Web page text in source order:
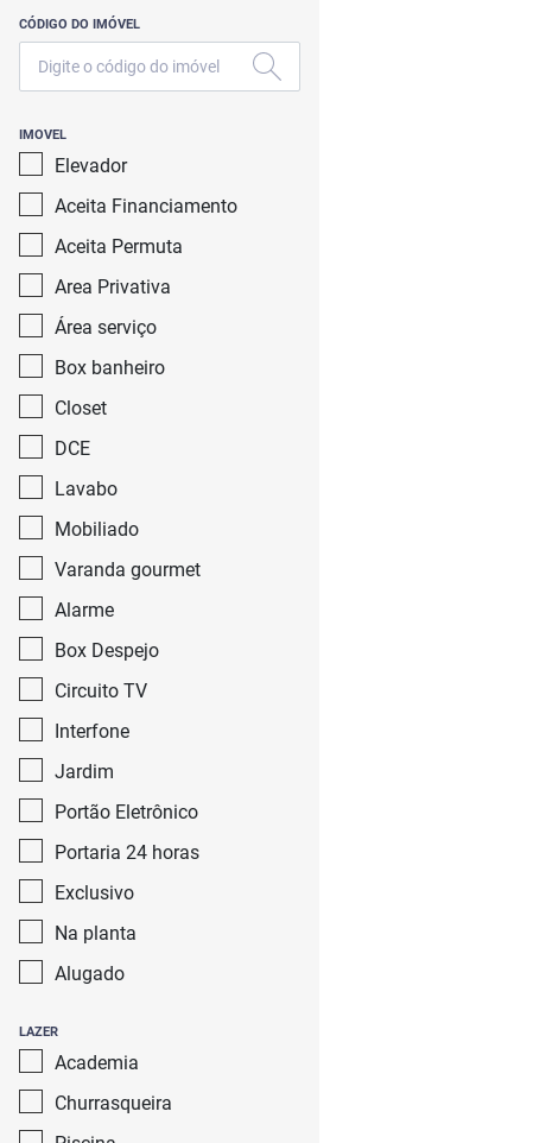
CÓDIGO DO IMÓVEL
IMOVEL
Elevador
Aceita Financiamento
Aceita Permuta
Area Privativa
Área serviço
Box banheiro
Closet
DCE
Lavabo
Mobiliado
Varanda gourmet
Alarme
Box Despejo
Circuito TV
Interfone
Jardim
Portão Eletrônico
Portaria 24 horas
Exclusivo
Na planta
Alugado
LAZER
Academia
Churrasqueira